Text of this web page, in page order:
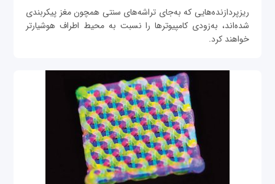
ریزپردازنده‌هایی که به‌جای تراشه‌های سنتی همچون مغز پیکربندی
شده‌اند، به‌زودی کامپیوترها را نسبت به محیط اطراف هوشیارتر
خواهند کرد.